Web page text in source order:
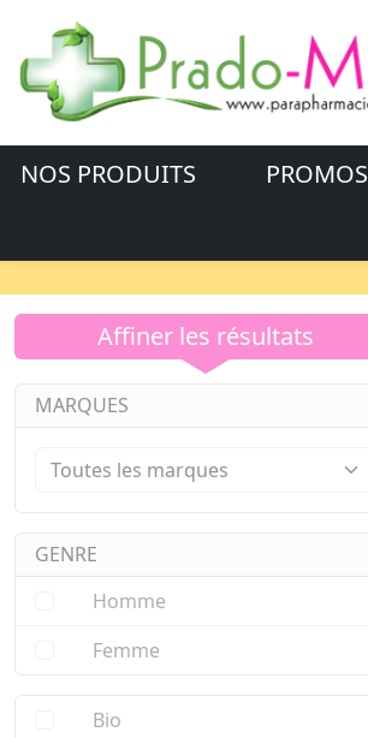
NOS PRODUITS PROMOS
Affiner les résultats
MARQUES
GENRE
Homme
Femme
Bio